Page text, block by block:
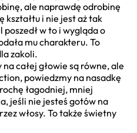
ale naprawdę odrobinę
kształtu i nie jest aż tak
w to i wygląda o
mu charakteru. To
zakoli.
na całej głowie są równe, ale
powiedzmy na nasadkę
łagodniej, mniej
jeśli nie jesteś gotów na
włosy. To także świetny